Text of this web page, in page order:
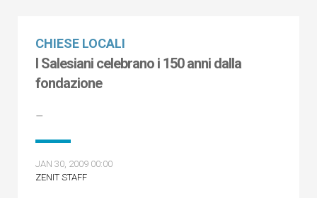
CHIESE LOCALI
I Salesiani celebrano i 150 anni dalla
fondazione
–
JAN 30, 2009 00:00
ZENIT STAFF